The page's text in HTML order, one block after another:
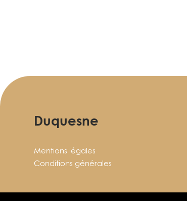
Duquesne
Mentions légales
Conditions générales